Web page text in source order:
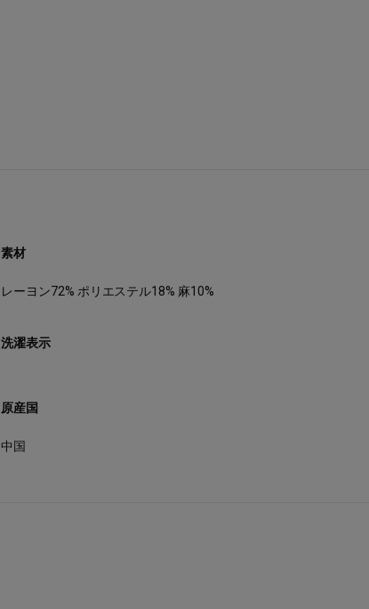
素材
レーヨン72% ポリエステル18% 麻10%
洗濯表示
原産国
中国